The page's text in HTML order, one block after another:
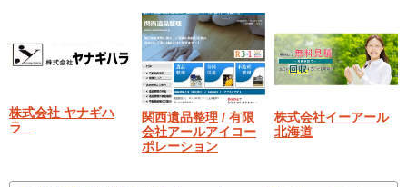
株式会社 ヤナギハ
ラ
関西遺品整理 / 有限
会社アールアイコー
ポレーション
株式会社イーアール
北海道